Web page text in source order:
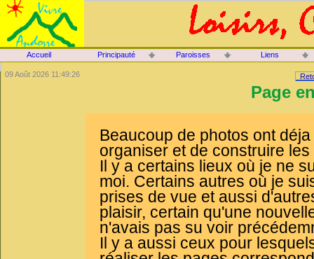
Page
Beaucoup de photos ont
organiser et de construire
Il y a certains lieux où je ne
moi. Certains autres où je
prises de vue et aussi
plaisir, certain qu'une
n'avais pas su voir
Il y a aussi ceux pour
09 Août 2026 11:49:26
Accueil Principauté Paroisses Liens